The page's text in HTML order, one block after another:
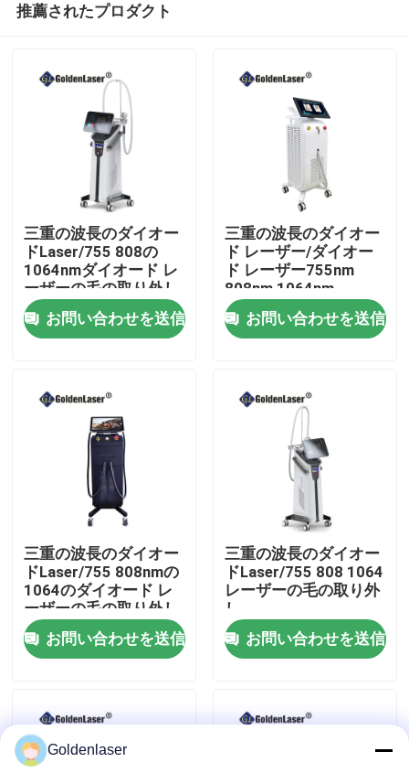
家
プロダクト
VRショー
私達について
工場旅行
品質管理
私達に連絡しなさい
引用を要求しなさい
推薦されたプロダクト
三重の波長のダイオー
ドLaser/755 808の
1064nmダイオード レ
ーザーの毛の取り外し
お問い合わせを送信
三重の波長のダイオー
ド レーザー/ダイオー
ド レーザー755nm
808nm 1064nm
お問い合わせを送信
三重の波長のダイオー
ドLaser/755 808nmの
1064のダイオード レ
ーザーの毛の取り外し
機械
お問い合わせを送信
三重の波長のダイオー
ドLaser/755 808 1064
レーザーの毛の取り外
し
お問い合わせを送信
Goldenlaser